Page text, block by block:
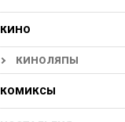
КИНО
КИНОЛЯПЫ
КОМИКСЫ